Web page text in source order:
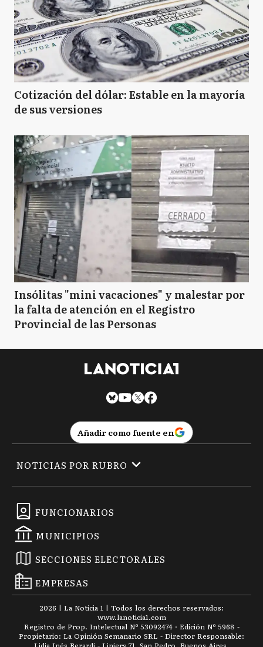
Cotización del dólar: Estable en la mayoría
de sus versiones
Insólitas "mini vacaciones" y malestar por
la falta de atención en el Registro
Provincial de las Personas
Añadir como fuente en
FUNCIONARIOS
MUNICIPIOS
SECCIONES ELECTORALES
EMPRESAS
NOTICIAS POR RUBRO
2026 | La Noticia 1 | Todos los derechos reservados:
www.lanoticia1.com
Registro de Prop. Intelectual Nº 53092474 · Edición Nº 5968 -
Propietario: La Opinión Semanario SRL - Director Responsable: